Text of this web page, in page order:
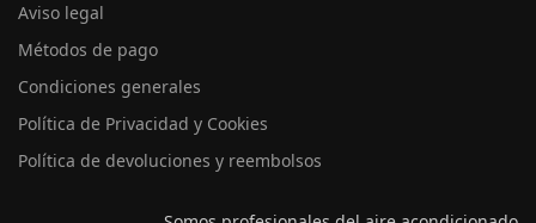
Aviso legal
Métodos de pago
Condiciones generales
Política de Privacidad y Cookies
Política de devoluciones y reembolsos